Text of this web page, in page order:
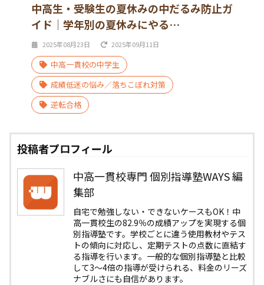
中高生・受験生の夏休みの中だるみ防止ガ
イド｜学年別の夏休みにやる…
2025年08月23日 2025年09月11日
中高一貫校の中学生
成績低迷の悩み／落ちこぼれ対策
逆転合格
投稿者プロフィール
中高一貫校専門 個別指導塾WAYS 編
集部
自宅で勉強しない・できないケースもOK！中
高一貫校生の82.9％の成績アップを実現する個
別指導塾です。学校ごとに違う使用教材やテス
トの傾向に対応し、定期テストの点数に直結す
る指導を行います。一般的な個別指導塾と比較
して3〜4倍の指導が受けられる、料金のリーズ
ナブルさにも自信があります。